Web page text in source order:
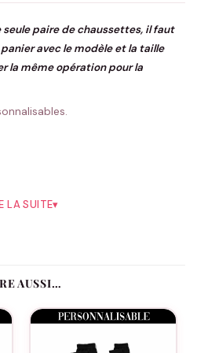
paire de chaussettes, il faut
avec le modèle et la taille
la même opération pour la
30 / 31-34
LA SUITE▾
AUSSI…